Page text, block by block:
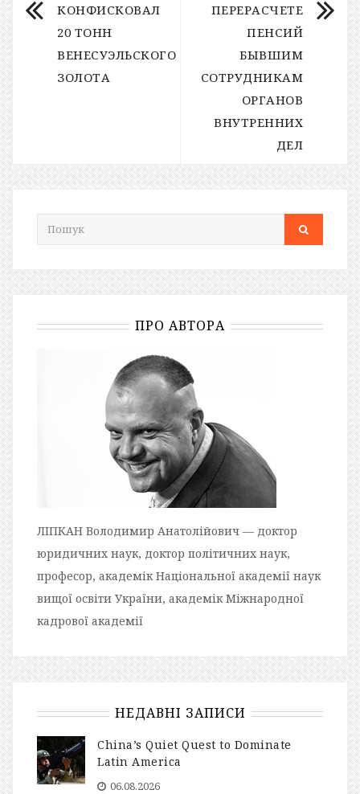
КОНФИСКОВАЛ
20 ТОНН
ВЕНЕСУЭЛЬСКОГО
ЗОЛОТА
ПЕРЕРАСЧЕТЕ
ПЕНСИЙ
БЫВШИМ
СОТРУДНИКАМ
ОРГАНОВ
ВНУТРЕННИХ
ДЕЛ
ПРО АВТОРА
ЛІПКАН Володимир Анатолійович — доктор
юридичних наук, доктор політичних наук,
професор, академік Національної академії наук
вищої освіти України, академік Міжнародної
кадрової академії
НЕДАВНІ ЗАПИСИ
China’s Quiet Quest to Dominate
Latin America
06.08.2026